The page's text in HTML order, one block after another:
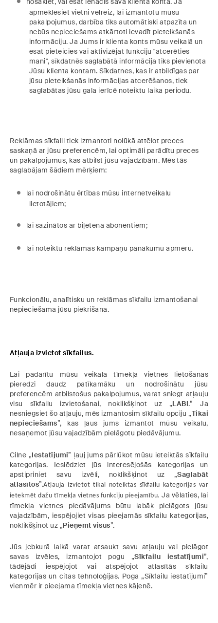
apmeklēsiet vietni vēlreiz, lai izmantotu mūsu
pakalpojumus, darbība tiks automātiski atpazīta un
nebūs nepieciešams atkārtoti ievadīt pieteikšanās
informāciju. Ja Jums ir klienta konts mūsu veikalā un
esat pieteicies vai aktivizējat funkciju "atcerēties
mani", sīkdatnēs saglabātā informācija tiks pievienota
Jūsu klienta kontam. Sīkdatnes, kas ir atbildīgas par
jūsu pieteikšanās informācijas atcerēšanos, tiek
saglabātas jūsu gala ierīcē noteiktu laika periodu.
Reklāmas sīkfaili tiek izmantoti nolūkā attēlot preces
saskaņā ar jūsu preferencēm, lai optimāli parādītu preces
un pakalpojumus, kas atbilst jūsu vajadzībām. Mēs tās
saglabājam šādiem mērķiem:
lai nodrošinātu ērtības mūsu internetveikalu
lietotājiem;
lai sazinātos ar biļetena abonentiem;
lai noteiktu reklāmas kampaņu panākumu apmēru.
Funkcionālu, analītisku un reklāmas sīkfailu izmantošanai
nepieciešama jūsu piekrišana.
Atļauja izvietot sīkfailus.
Lai padarītu mūsu veikala tīmekļa vietnes lietošanas
pieredzi daudz patīkamāku un nodrošinātu jūsu
preferencēm atbilstošus pakalpojumus, varat sniegt atļauju
visu sīkfailu izvietošanai, noklikšķinot uz „LABI.” Ja
nesniegsiet šo atļauju, mēs izmantosim sīkfailu opciju „Tikai
nepieciešams”, kas ļaus jums izmantot mūsu veikalu,
nesaņemot jūsu vajadzībām pielāgotu piedāvājumu.
Cilne „Iestatījumi” ļauj jums pārlūkot mūsu ieteiktās sīkfailu
kategorijas. Ieslēdziet jūs interesējošās kategorijas un
apstipriniet savu izvēli, noklikšķinot uz „Saglabāt
atlasītos”.Atļauja izvietot tikai noteiktas sīkfailu kategorijas var
ietekmēt dažu tīmekļa vietnes funkciju pieejamību.Ja vēlaties, lai
tīmekļa vietnes piedāvājums būtu labāk pielāgots jūsu
vajadzībām, iespējojiet visas pieejamās sīkfailu kategorijas,
noklikšķinot uz „Pieņemt visus”.
Jūs jebkurā laikā varat atsaukt savu atļauju vai pielāgot
savas izvēles, izmantojot pogu „Sīkfailu iestatījumi”,
tādējādi iespējojot vai atspējojot atlasītās sīkfailu
kategorijas un citas tehnoloģijas. Poga „Sīkfailu iestatījumi”
vienmēr ir pieejama tīmekļa vietnes kājenē.